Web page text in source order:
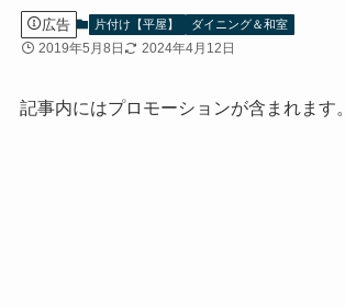
広告 片付け【平屋】 ダイニング＆和室
2019年5月8日 2024年4月12日
記事内にはプロモーションが含まれます。